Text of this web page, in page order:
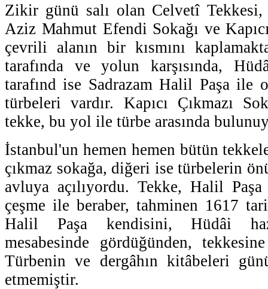
Zikir günü salı olan Celvetî Tekkesi,
Aziz Mahmut Efendi Sokağı ve
çevrili alanın bir kısmını
tarafında ve yolun karşısında,
tarafınd ise Sadrazam Halil Paşa ile
türbeleri vardır. Kapıcı Çıkmazı
tekke, bu yol ile türbe arasında
İstanbul'un hemen hemen bütün
çıkmaz sokağa, diğeri ise türbelerin
avluya açılıyordu. Tekke, Halil
çeşme ile beraber, tahminen 1617
Halil Paşa kendisini, Hüdâi
mesabesinde gördüğünden,
Türbenin ve dergâhın kitâbeleri
etmemiştir.